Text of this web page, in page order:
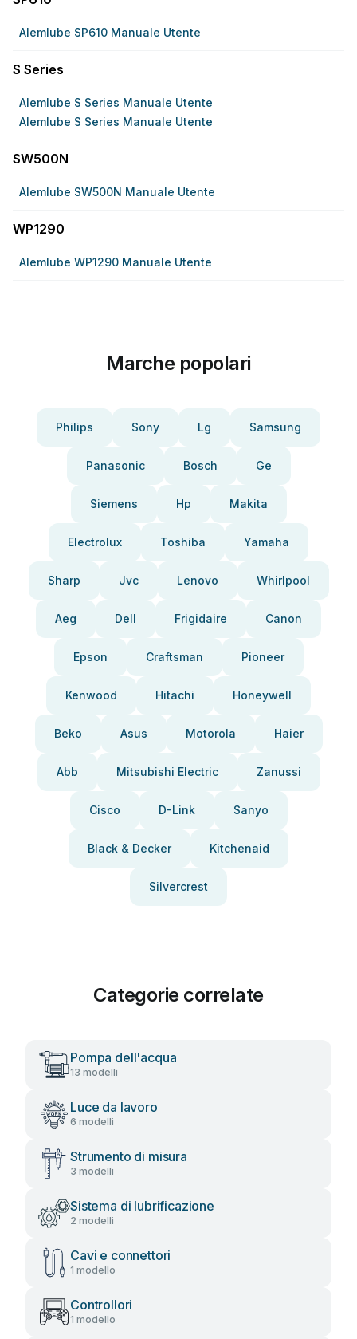
Alemlube SP610 Manuale Utente
S Series
Alemlube S Series Manuale Utente
Alemlube S Series Manuale Utente
SW500N
Alemlube SW500N Manuale Utente
WP1290
Alemlube WP1290 Manuale Utente
Marche popolari
Philips Sony Lg Samsung
Panasonic Bosch Ge
Siemens Hp Makita
Electrolux Toshiba Yamaha
Sharp Jvc Lenovo Whirlpool
Aeg Dell Frigidaire Canon
Epson Craftsman Pioneer
Kenwood Hitachi Honeywell
Beko Asus Motorola Haier
Abb Mitsubishi Electric Zanussi
Cisco D-Link Sanyo
Black & Decker Kitchenaid
Silvercrest
Categorie correlate
Pompa dell'acqua
13 modelli
Luce da lavoro
6 modelli
Strumento di misura
3 modelli
Sistema di lubrificazione
2 modelli
Cavi e connettori
1 modello
Controllori
1 modello